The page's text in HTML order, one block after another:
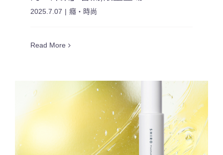
2025.7.07 | 癮・時尚
Read More